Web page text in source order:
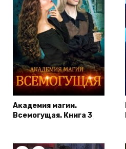
Академия магии.
Всемогущая. Книга 3